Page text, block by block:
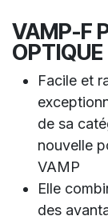
VAMP-F
OPTIQUE
Facile et
de sa
nouvelle
VAMP
Elle
des